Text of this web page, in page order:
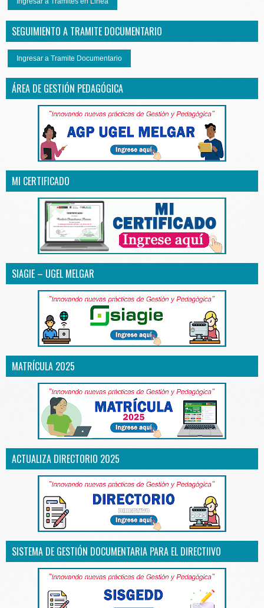
SEGUIMIENTO A TRAMITE DOCUMENTARIO
Ingresar a Tramite Documentario
ÁREA DE GESTIÓN PEDAGÓGICA
MI CERTIFICADO
SIAGIE – UGEL MELGAR
MATRÍCULA 2025
ACTUALIZA DIRECTORIO 2025
SISTEMA DE GESTIÓN DOCUMENTARIA PARA EL DIRECTIIVO